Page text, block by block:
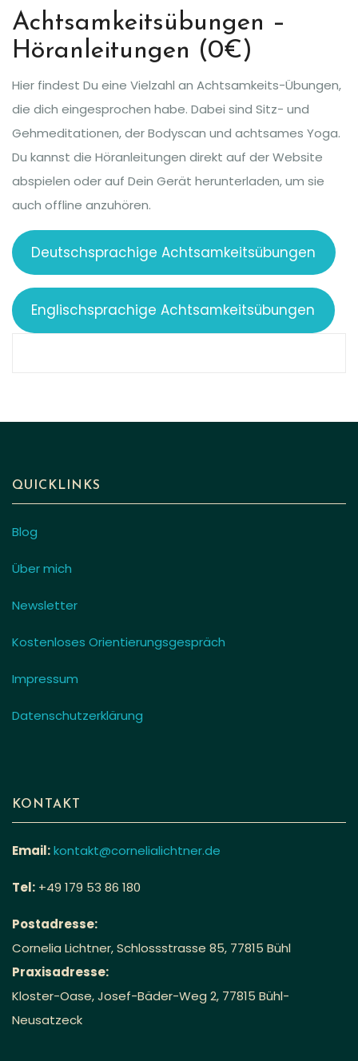
Achtsamkeitsübungen –
Höranleitungen (0€)
Hier findest Du eine Vielzahl an Achtsamkeits-Übungen,
die dich eingesprochen habe. Dabei sind Sitz- und
Gehmeditationen, der Bodyscan und achtsames Yoga.
Du kannst die Höranleitungen direkt auf der Website
abspielen oder auf Dein Gerät herunterladen, um sie
auch offline anzuhören.
Deutschsprachige Achtsamkeitsübungen
Englischsprachige Achtsamkeitsübungen
QUICKLINKS
Blog
Über mich
Newsletter
Kostenloses Orientierungsgespräch
Impressum
Datenschutzerklärung
KONTAKT
Email:kontakt@cornelialichtner.de
Tel: +49 179 53 86 180
Postadresse:
Cornelia Lichtner, Schlossstrasse 85, 77815 Bühl
Praxisadresse:
Kloster-Oase, Josef-Bäder-Weg 2, 77815 Bühl-
Neusatzeck